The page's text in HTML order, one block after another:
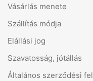
Vásárlás menete
Szállítás módja
Elállási jog
Szavatosság, jótállás
Általános szerződési